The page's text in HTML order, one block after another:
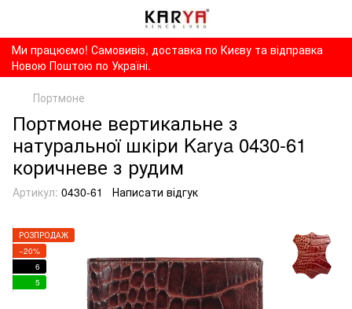
Ми працюємо! Самовивіз, доставка по Києву та відправка
Новою Поштою по Україні.
Портмоне
Портмоне вертикальне з
натуральної шкіри Karya 0430-61
коричневе з рудим
Артикул: 0430-61 Написати відгук
РОЗПРОДАЖ
−20%
6
5